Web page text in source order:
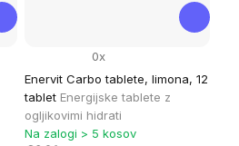
Enervit Carbo tablete, limona, 12
tablet Energijske tablete z
ogljikovimi hidrati
0x
Na zalogi > 5 kosov